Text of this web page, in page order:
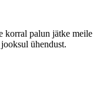
korral palun jätke meile
ühendust.